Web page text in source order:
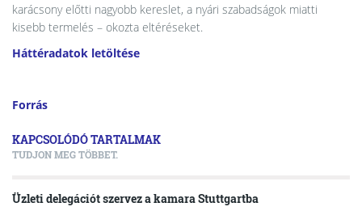
karácsony előtti nagyobb kereslet, a nyári szabadságok miatti
kisebb termelés – okozta eltéréseket.
Háttéradatok letöltése
Forrás
KAPCSOLÓDÓ TARTALMAK
TUDJON MEG TÖBBET.
Üzleti delegációt szervez a kamara Stuttgartba